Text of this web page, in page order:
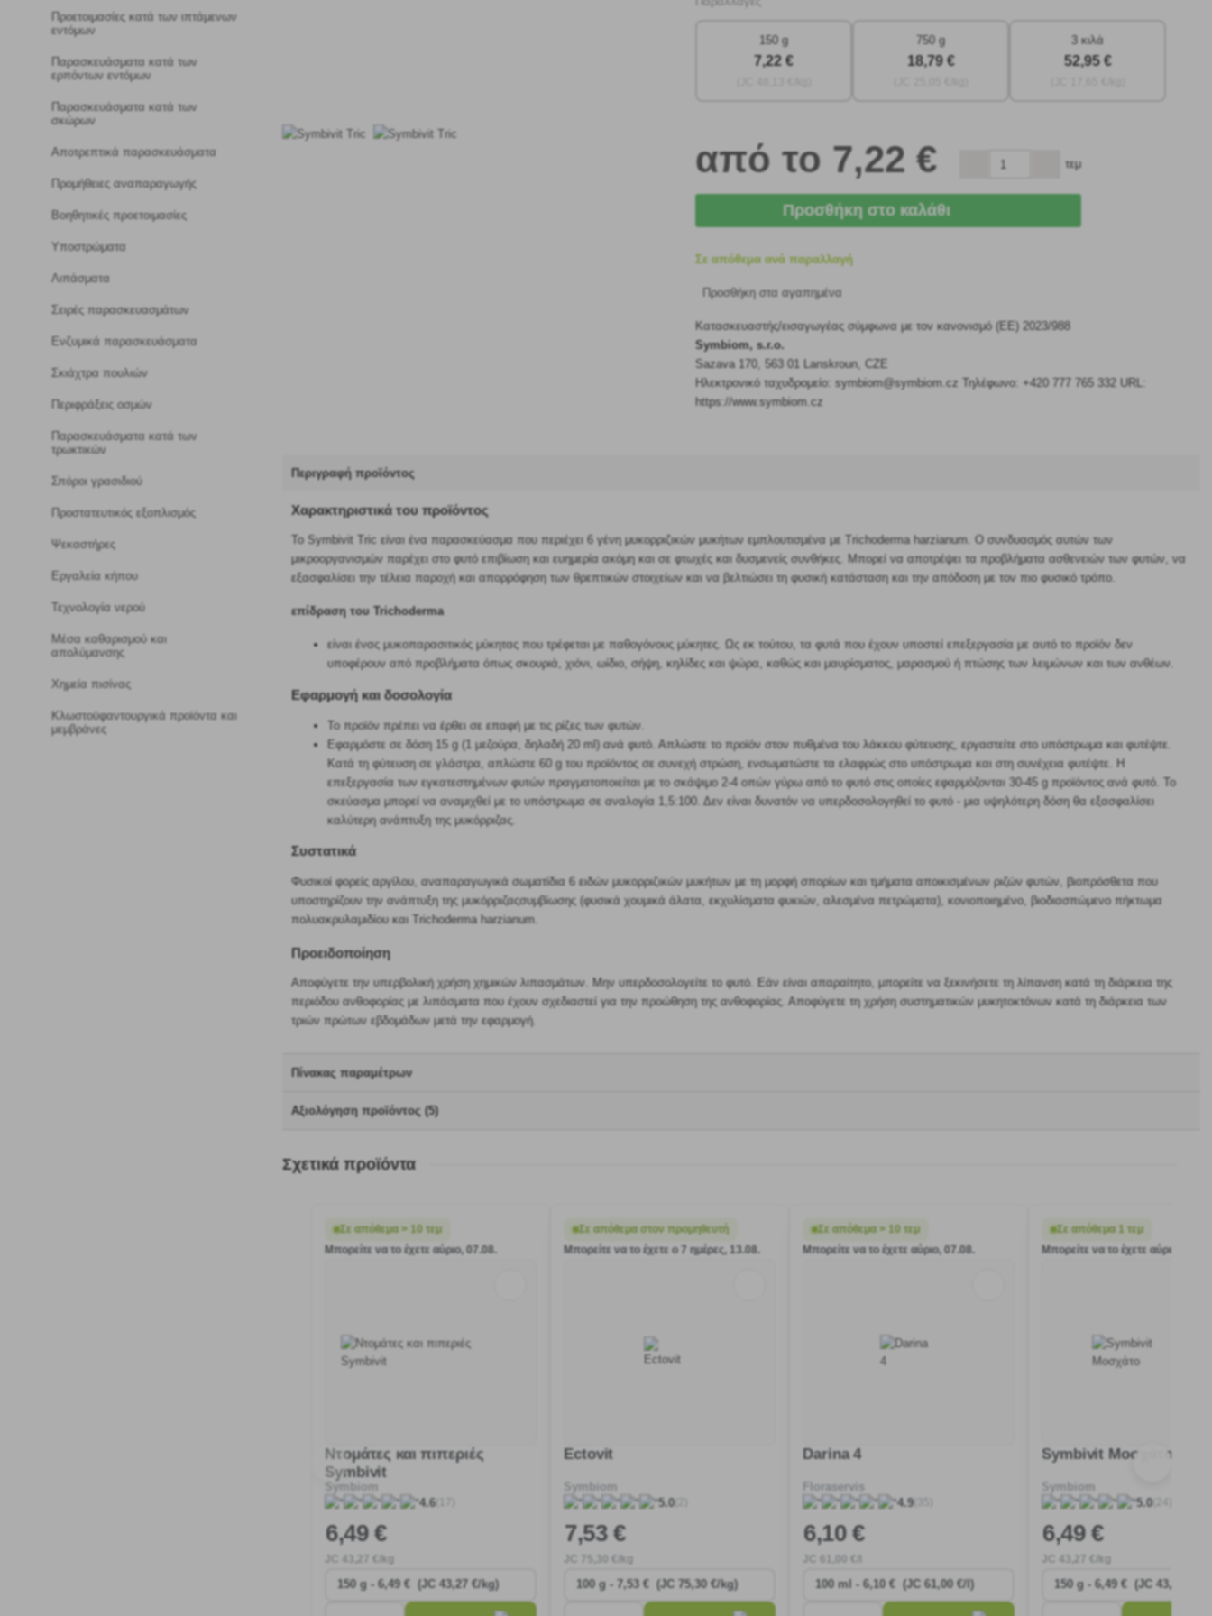
Προετοιμασίες κατά των ιπτάμενων
εντόμων
Παρασκευάσματα κατά των
ερπόντων εντόμων
Παρασκευάσματα κατά των
σκώρων
Αποτρεπτικά παρασκευάσματα
Προμήθειες αναπαραγωγής
Βοηθητικές προετοιμασίες
Υποστρώματα
Λιπάσματα
Σειρές παρασκευασμάτων
Ενζυμικά παρασκευάσματα
Σκιάχτρα πουλιών
Περιφράξεις οσμών
Παρασκευάσματα κατά των
τρωκτικών
Σπόροι γρασιδιού
Προστατευτικός εξοπλισμός
Ψεκαστήρες
Εργαλεία κήπου
Τεχνολογία νερού
Μέσα καθαρισμού και
απολύμανσης
Χημεία πισίνας
Κλωστοϋφαντουργικά προϊόντα και
μεμβράνες
150 g
7,22 €
750 g
18,79 €
3 κιλά
52,95 €
από το 7,22 € τεμ
Προσθήκη στο καλάθι
Σε απόθεμα ανά παραλλαγή
Προσθήκη στα αγαπημένα
Κατασκευαστής/εισαγωγέας σύμφωνα με τον κανονισμό (ΕΕ) 2023/988
Symbiom, s.r.o.
Sazava 170, 563 01 Lanskroun, CZE
Ηλεκτρονικό ταχυδρομείο: symbiom@symbiom.cz Τηλέφωνο: +420 777 765 332 URL:
https://www.symbiom.cz
Περιγραφή προϊόντος
Χαρακτηριστικά του προϊόντος
Το Symbivit Tric είναι ένα παρασκεύασμα που περιέχει 6 γένη μυκορριζικών μυκήτων εμπλουτισμένα με Trichoderma harzianum. Ο συνδυασμός αυτών των
μικροοργανισμών παρέχει στο φυτό επιβίωση και ευημερία ακόμη και σε φτωχές και δυσμενείς συνθήκες. Μπορεί να αποτρέψει τα προβλήματα ασθενειών των φυτών, να
εξασφαλίσει την τέλεια παροχή και απορρόφηση των θρεπτικών στοιχείων και να βελτιώσει τη φυσική κατάσταση και την απόδοση με τον πιο φυσικό τρόπο.
επίδραση του Trichoderma
είναι ένας μυκοπαρασιτικός μύκητας που τρέφεται με παθογόνους μύκητες. Ως εκ τούτου, τα φυτά που έχουν υποστεί επεξεργασία με αυτό το προϊόν δεν
υποφέρουν από προβλήματα όπως σκουριά, χιόνι, ωίδιο, σήψη, κηλίδες και ψώρα, καθώς και μαυρίσματος, μαρασμού ή πτώσης των λειμώνων και των ανθέων.
Εφαρμογή και δοσολογία
Το προϊόν πρέπει να έρθει σε επαφή με τις ρίζες των φυτών.
Εφαρμόστε σε δόση 15 g (1 μεζούρα, δηλαδή 20 ml) ανά φυτό. Απλώστε το προϊόν στον πυθμένα του λάκκου φύτευσης, εργαστείτε στο υπόστρωμα και φυτέψτε.
Κατά τη φύτευση σε γλάστρα, απλώστε 60 g του προϊόντος σε συνεχή στρώση, ενσωματώστε τα ελαφρώς στο υπόστρωμα και στη συνέχεια φυτέψτε. Η
επεξεργασία των εγκατεστημένων φυτών πραγματοποιείται με το σκάψιμο 2-4 οπών γύρω από το φυτό στις οποίες εφαρμόζονται 30-45 g προϊόντος ανά φυτό. Το
σκεύασμα μπορεί να αναμιχθεί με το υπόστρωμα σε αναλογία 1,5:100. Δεν είναι δυνατόν να υπερδοσολογηθεί το φυτό - μια υψηλότερη δόση θα εξασφαλίσει
καλύτερη ανάπτυξη της μυκόρριζας.
Συστατικά
Φυσικοί φορείς αργίλου, αναπαραγωγικά σωματίδια 6 ειδών μυκορριζικών μυκήτων με τη μορφή σπορίων και τμήματα αποικισμένων ριζών φυτών, βιοπρόσθετα που
υποστηρίζουν την ανάπτυξη της μυκόρριζαςσυμβίωσης (φυσικά χουμικά άλατα, εκχυλίσματα φυκιών, αλεσμένα πετρώματα), κονιοποιημένο, βιοδιασπώμενο πήκτωμα
πολυακρυλαμιδίου και Trichoderma harzianum.
Προειδοποίηση
Αποφύγετε την υπερβολική χρήση χημικών λιπασμάτων. Μην υπερδοσολογείτε το φυτό. Εάν είναι απαραίτητο, μπορείτε να ξεκινήσετε τη λίπανση κατά τη διάρκεια της
περιόδου ανθοφορίας με λιπάσματα που έχουν σχεδιαστεί για την προώθηση της ανθοφορίας. Αποφύγετε τη χρήση συστηματικών μυκητοκτόνων κατά τη διάρκεια των
τριών πρώτων εβδομάδων μετά την εφαρμογή.
Πίνακας παραμέτρων
Αξιολόγηση προϊόντος (5)
Σχετικά προϊόντα
Σε απόθεμα > 10 τεμ
Μπορείτε να το έχετε αύριο, 07.08.
Ντομάτες και πιπεριές
Symbivit
Symbiom
4.6(17)
6,49 €
43 ,27 €/kg
Σε απόθεμα στον προμηθευτή
Μπορείτε να το έχετε o 7 ημέρες, 13.08.
Ectovit
Symbiom
5.0(2)
7,53 €
,30 €/kg
Σε απόθεμα > 10 τεμ
Μπορείτε να το έχετε αύριο, 07.08.
Darina 4
Floraservis
4.9(35)
6,10 €
61 ,00 €/l
Σε απόθεμα 1 τεμ
Μπορείτε να το έχετε αύριο,
Symbivit Μοσχάτο
Symbiom
5.0(24)
6,49 €
43 ,27 €/kg